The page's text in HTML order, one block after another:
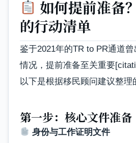
如何提前准备
的行动清单
鉴于2021年的TR to PR通道曾
情况，提前准备至关重要
以下是根据移民顾问建议整理
第一步：核心文件准备
身份与工作证明文件